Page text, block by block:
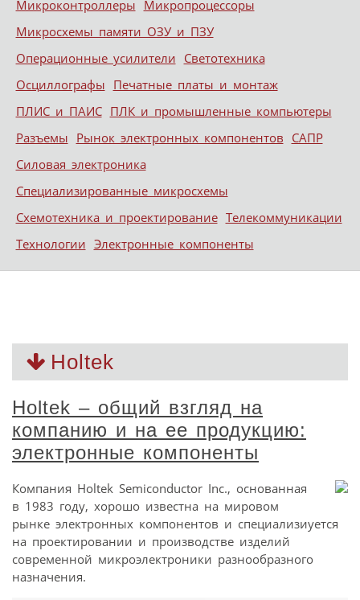
Микроконтроллеры Микропроцессоры
Микросхемы памяти ОЗУ и ПЗУ
Операционные усилители Светотехника
Осциллографы Печатные платы и монтаж
ПЛИС и ПАИС ПЛК и промышленные компьютеры
Разъемы Рынок электронных компонентов САПР
Силовая электроника
Специализированные микросхемы
Схемотехника и проектирование Телекоммуникации
Технологии Электронные компоненты
Holtek
Holtek – общий взгляд на
компанию и на ее продукцию:
электронные компоненты
Компания Holtek Semiconductor Inc., основанная
в 1983 году, хорошо известна на мировом
рынке электронных компонентов и специализиуется
на проектировании и производстве изделий
современной микроэлектроники разнообразного
назначения.